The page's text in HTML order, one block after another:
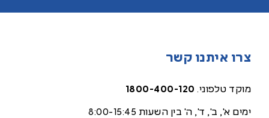
צרו איתנו קשר
מוקד טלפוני. 1800-400-120
ימים א', ב', ד', ה' בין השעות 8:00-15:45